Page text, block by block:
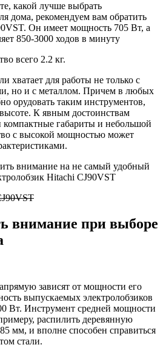
какой лучше выбрать
дома, рекомендуем вам обратить
Он имеет мощность 705 Вт, а
850-3000 ходов в минуту
всего 2.2 кг.
хватает для работы не только с
но и с металлом. Причем в любых
орудовать таким инструментов,
К явным достоинствам
компактные габариты и небольшой
с высокой мощностью может
внимание на не самый удобный
Hitachi CJ90VST
внимание при выборе
зависят от мощности его
выпускаемых электролобзиков
Вт. Инструмент средней мощности
распилить деревянную
мм, и вполне способен справиться
стали.